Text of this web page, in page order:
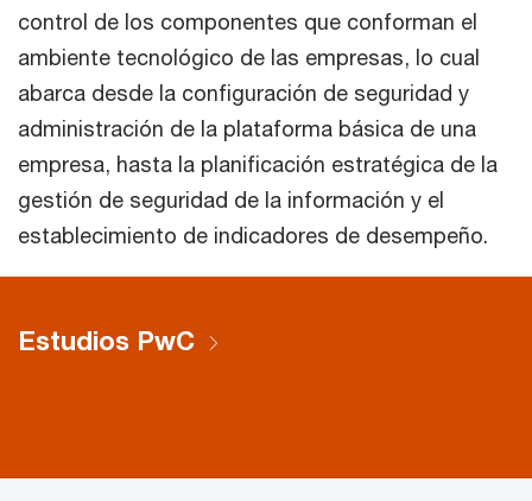
control de los componentes que conforman el
ambiente tecnológico de las empresas, lo cual
abarca desde la configuración de seguridad y
administración de la plataforma básica de una
empresa, hasta la planificación estratégica de la
gestión de seguridad de la información y el
establecimiento de indicadores de desempeño.
Estudios PwC